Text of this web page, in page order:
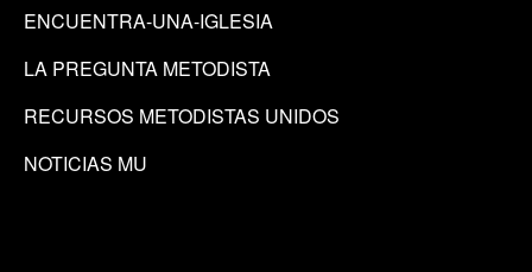
ENCUENTRA-UNA-IGLESIA
LA PREGUNTA METODISTA
RECURSOS METODISTAS UNIDOS
NOTICIAS MU